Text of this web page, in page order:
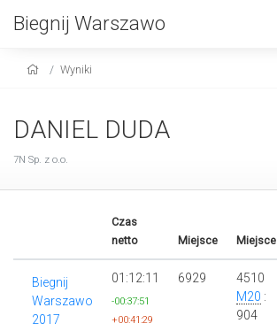
Biegnij Warszawo
Wyniki
DANIEL DUDA
7N Sp. z o.o.
Czas
netto
Miejsce Miejsce
Biegnij
Warszawo
2017
01:12:11
-00:37:51
+00:41:29
6929
4510
M20 :
904